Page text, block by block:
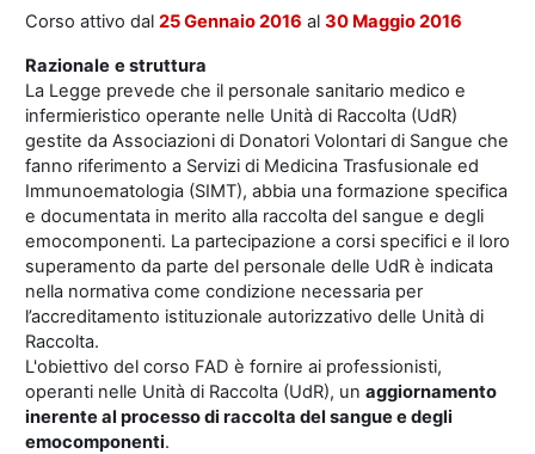
Corso attivo dal 25 Gennaio 2016 al 30 Maggio 2016
Razionale e struttura
La Legge prevede che il personale sanitario medico e
infermieristico operante nelle Unità di Raccolta (UdR)
gestite da Associazioni di Donatori Volontari di Sangue che
fanno riferimento a Servizi di Medicina Trasfusionale ed
Immunoematologia (SIMT), abbia una formazione specifica
e documentata in merito alla raccolta del sangue e degli
emocomponenti. La partecipazione a corsi specifici e il loro
superamento da parte del personale delle UdR è indicata
nella normativa come condizione necessaria per
l’accreditamento istituzionale autorizzativo delle Unità di
Raccolta.
L'obiettivo del corso FAD è fornire ai professionisti,
operanti nelle Unità di Raccolta (UdR), un aggiornamento
inerente al processo di raccolta del sangue e degli
emocomponenti.